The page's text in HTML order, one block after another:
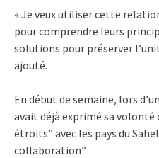
« Je veux utiliser cette
pour comprendre leurs
solutions pour préserver
ajouté.
En début de semaine, lors
avait déjà exprimé sa volonté
étroits” avec les pays du
collaboration”.